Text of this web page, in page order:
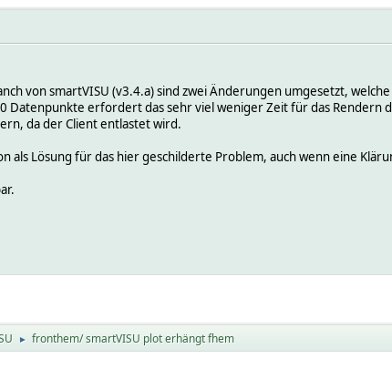
von smartVISU (v3.4.a) sind zwei Änderungen umgesetzt,
Datenpunkte erfordert das sehr viel weniger Zeit für das Rendern
da der Client entlastet wird.
als Lösung für das hier geschilderte Problem, auch wenn eine
► fronthem/ smartVISU plot erhängt fhem